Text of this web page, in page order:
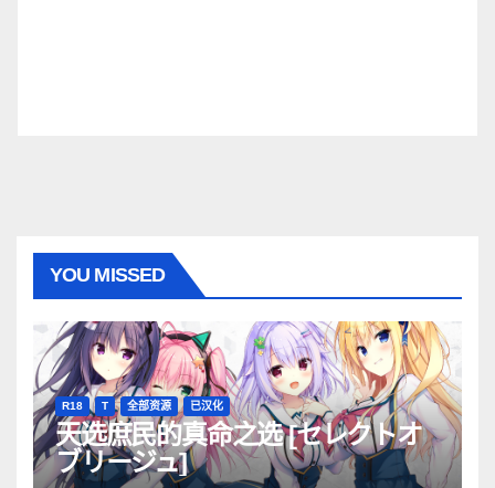
YOU MISSED
R18 T 全部资源 已汉化
天选庶民的真命之选 [セレクトオ
ブリージュ]